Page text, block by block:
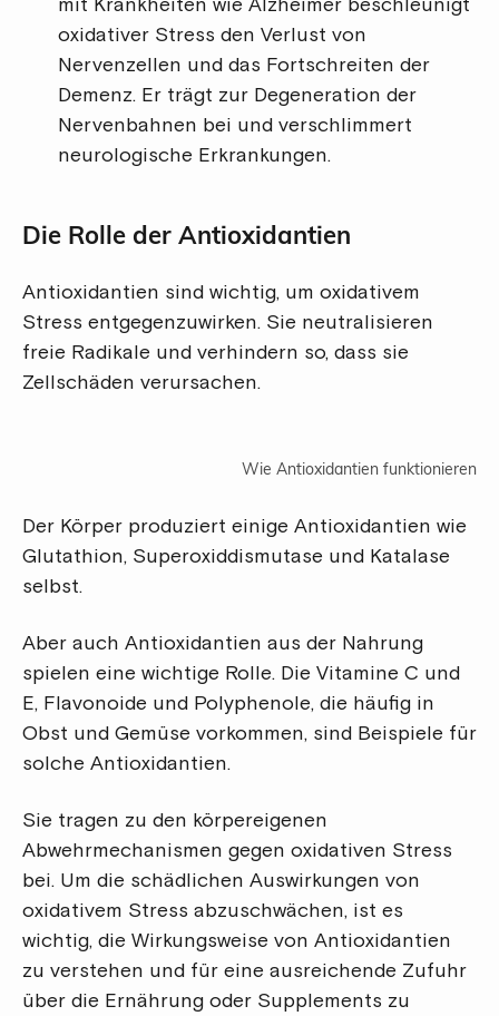
mit Krankheiten wie Alzheimer beschleunigt
oxidativer Stress den Verlust von
Nervenzellen und das Fortschreiten der
Demenz. Er trägt zur Degeneration der
Nervenbahnen bei und verschlimmert
neurologische Erkrankungen.
Die Rolle der Antioxidantien
Antioxidantien sind wichtig, um oxidativem
Stress entgegenzuwirken. Sie neutralisieren
freie Radikale und verhindern so, dass sie
Zellschäden verursachen.
Wie Antioxidantien funktionieren
Der Körper produziert einige Antioxidantien wie
Glutathion, Superoxiddismutase und Katalase
selbst.
Aber auch Antioxidantien aus der Nahrung
spielen eine wichtige Rolle. Die Vitamine C und
E, Flavonoide und Polyphenole, die häufig in
Obst und Gemüse vorkommen, sind Beispiele für
solche Antioxidantien.
Sie tragen zu den körpereigenen
Abwehrmechanismen gegen oxidativen Stress
bei. Um die schädlichen Auswirkungen von
oxidativem Stress abzuschwächen, ist es
wichtig, die Wirkungsweise von Antioxidantien
zu verstehen und für eine ausreichende Zufuhr
über die Ernährung oder Supplements zu